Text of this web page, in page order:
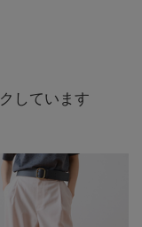
しています